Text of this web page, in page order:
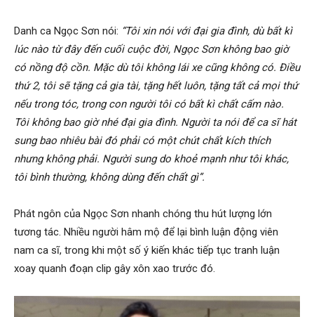
Danh ca Ngọc Sơn nói: “Tôi xin nói với đại gia đình, dù bất kì
lúc nào từ đây đến cuối cuộc đời, Ngọc Sơn không bao giờ
có nồng độ cồn. Mặc dù tôi không lái xe cũng không có. Điều
thứ 2, tôi sẽ tặng cả gia tài, tặng hết luôn, tặng tất cả mọi thứ
nếu trong tóc, trong con người tôi có bất kì chất cấm nào.
Tôi không bao giờ nhé đại gia đình. Người ta nói để ca sĩ hát
sung bao nhiêu bài đó phải có một chút chất kích thích
nhưng không phải. Người sung do khoẻ mạnh như tôi khác,
tôi bình thường, không dùng đến chất gì”.
Phát ngôn của Ngọc Sơn nhanh chóng thu hút lượng lớn
tương tác. Nhiều người hâm mộ để lại bình luận động viên
nam ca sĩ, trong khi một số ý kiến khác tiếp tục tranh luận
xoay quanh đoạn clip gây xôn xao trước đó.